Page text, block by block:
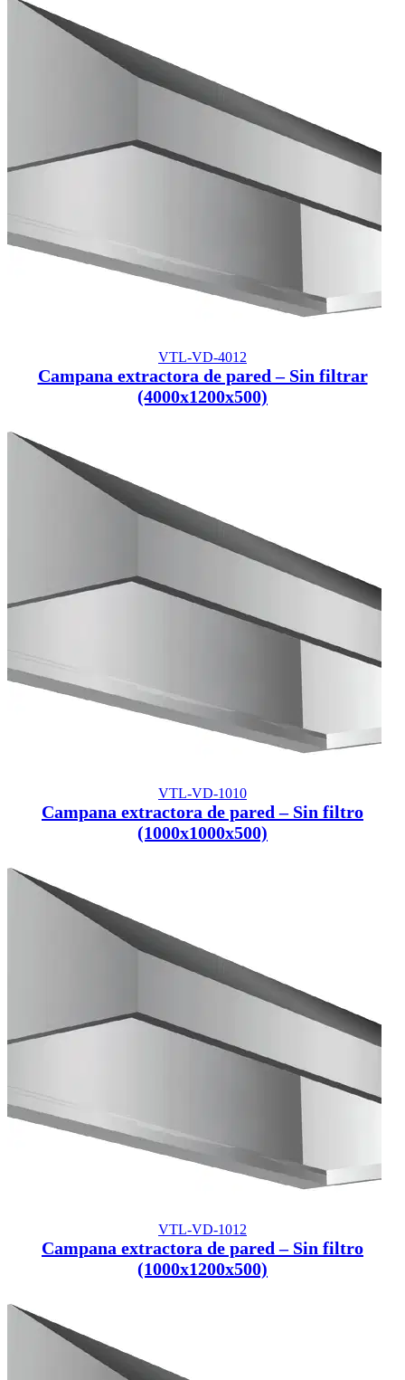
VTL-VD-4012
Campana extractora de pared – Sin filtrar
(4000x1200x500)
VTL-VD-1010
Campana extractora de pared – Sin filtro
(1000x1000x500)
VTL-VD-1012
Campana extractora de pared – Sin filtro
(1000x1200x500)